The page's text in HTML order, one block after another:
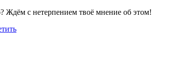
Ждём с нетерпением твоё мнение об этом!